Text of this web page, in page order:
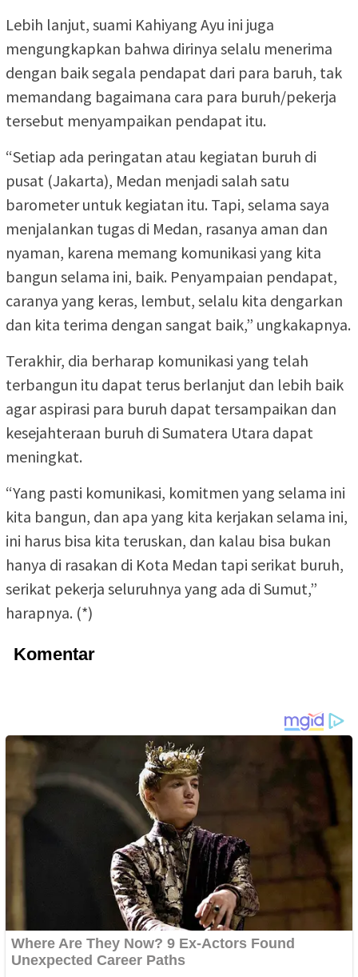
Lebih lanjut, suami Kahiyang Ayu ini juga
mengungkapkan bahwa dirinya selalu menerima
dengan baik segala pendapat dari para baruh, tak
memandang bagaimana cara para buruh/pekerja
tersebut menyampaikan pendapat itu.
“Setiap ada peringatan atau kegiatan buruh di
pusat (Jakarta), Medan menjadi salah satu
barometer untuk kegiatan itu. Tapi, selama saya
menjalankan tugas di Medan, rasanya aman dan
nyaman, karena memang komunikasi yang kita
bangun selama ini, baik. Penyampaian pendapat,
caranya yang keras, lembut, selalu kita dengarkan
dan kita terima dengan sangat baik,” ungkakapnya.
Terakhir, dia berharap komunikasi yang telah
terbangun itu dapat terus berlanjut dan lebih baik
agar aspirasi para buruh dapat tersampaikan dan
kesejahteraan buruh di Sumatera Utara dapat
meningkat.
“Yang pasti komunikasi, komitmen yang selama ini
kita bangun, dan apa yang kita kerjakan selama ini,
ini harus bisa kita teruskan, dan kalau bisa bukan
hanya di rasakan di Kota Medan tapi serikat buruh,
serikat pekerja seluruhnya yang ada di Sumut,”
harapnya. (*)
Komentar